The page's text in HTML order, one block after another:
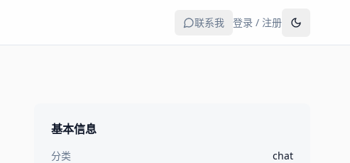
联系我 登录 / 注册
基本信息
分类
chat